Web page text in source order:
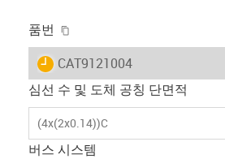
품번
igus-icon-lieferzeit
CAT9121004
심선 수 및 도체 공칭 단면적
(4x(2x0.14))C
버스 시스템